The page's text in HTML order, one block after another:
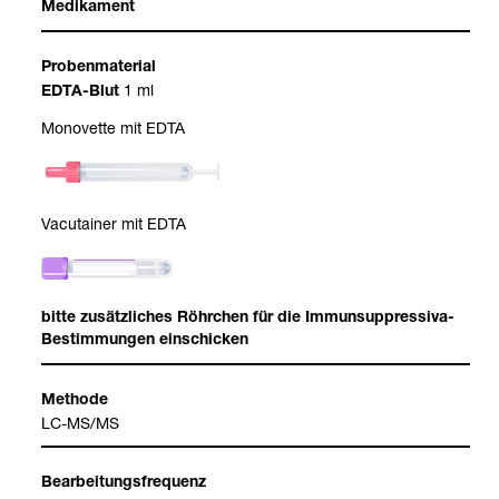
Medi­ka­ment
Pro­ben­ma­te­rial
EDTA-​Blut 1 ml
Mono­vette mit EDTA
Vacu­tai­ner mit EDTA
bitte zusätz­li­ches Röhr­chen für die Immun­sup­pres­siva-​
Bestim­mun­gen ein­schi­cken
Methode
LC-​MS/MS
Bear­bei­tungs­fre­quenz